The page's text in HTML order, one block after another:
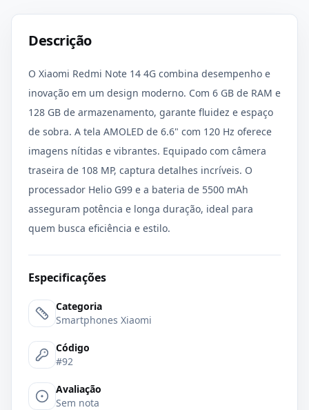
Descrição
O Xiaomi Redmi Note 14 4G combina desempenho e
inovação em um design moderno. Com 6 GB de RAM e
128 GB de armazenamento, garante fluidez e espaço
de sobra. A tela AMOLED de 6.6" com 120 Hz oferece
imagens nítidas e vibrantes. Equipado com câmera
traseira de 108 MP, captura detalhes incríveis. O
processador Helio G99 e a bateria de 5500 mAh
asseguram potência e longa duração, ideal para
quem busca eficiência e estilo.
Especificações
Categoria
Smartphones Xiaomi
Código
#92
Avaliação
Sem nota